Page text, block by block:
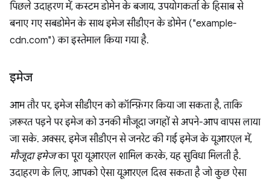
पिछले उदाहरण में, कस्टम डोमेन के बजाय, उपयोगकर्ता के हिसाब से
बनाए गए सबडोमेन के साथ इमेज सीडीएन के डोमेन ("example-
cdn.com") का इस्तेमाल किया गया है.
इमेज
आम तौर पर, इमेज सीडीएन को कॉन्फ़िगर किया जा सकता है, ताकि
ज़रूरत पड़ने पर इमेज को उनकी मौजूदा जगहों से अपने-आप वापस लाया
जा सके. अक्सर, इमेज सीडीएन से जनरेट की गई इमेज के यूआरएल में,
मौजूदा इमेजका पूरा यूआरएल शामिल करके, यह सुविधा मिलती है.
उदाहरण के लिए, आपको ऐसा यूआरएल दिख सकता है जो कुछ ऐसा